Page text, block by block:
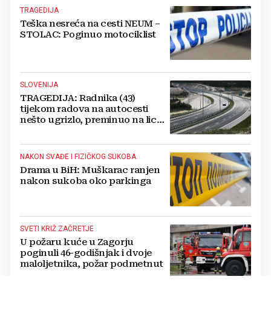
TRAGEDIJA
Teška nesreća na cesti NEUM –
STOLAC: Poginuo motociklist
SLOVENIJA
TRAGEDIJA: Radnika (43)
tijekom radova na autocesti
nešto ugrizlo, preminuo na licu
NAKON SVAĐE I FIZIČKOG SUKOBA
Drama u BiH: Muškarac ranjen
nakon sukoba oko parkinga
SVETI KRIŽ ZAČRETJE
U požaru kuće u Zagorju
poginuli 46-godišnjak i dvoje
maloljetnika, požar podmetnut